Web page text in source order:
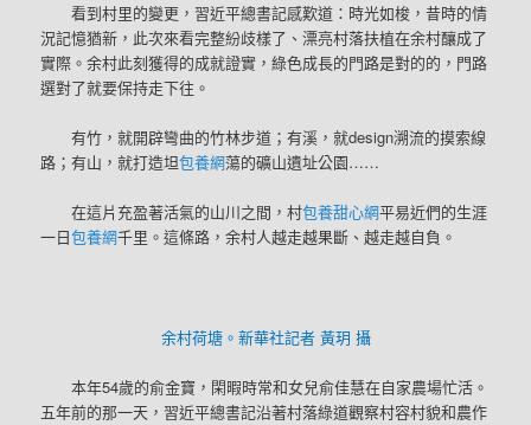
看到村里的變更，習近平總書記感歎道：時光如梭，昔時的情
況記憶猶新，此次來看完整紛歧樣了、漂亮村落扶植在余村釀成了
實際。余村此刻獲得的成就證實，綠色成長的門路是對的的，門路
選對了就要保持走下往。
有竹，就開辟彎曲的竹林步道；有溪，就design溯流的摸索線
路；有山，就打造坦包養網蕩的礦山遺址公園……
在這片充盈著活氣的山川之間，村包養甜心網平易近們的生涯
一日包養網千里。這條路，余村人越走越果斷、越走越自負。
余村荷塘。新華社記者 黃玥 攝
本年54歲的俞金寶，閑暇時常和女兒俞佳慧在自家農場忙活。
五年前的那一天，習近平總書記沿著村落綠道觀察村容村貌和農作